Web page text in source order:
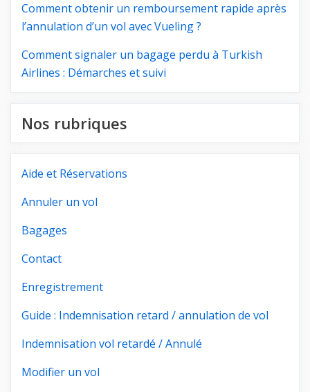
Comment obtenir un remboursement rapide après
l’annulation d’un vol avec Vueling ?
Comment signaler un bagage perdu à Turkish
Airlines : Démarches et suivi
Nos rubriques
Aide et Réservations
Annuler un vol
Bagages
Contact
Enregistrement
Guide : Indemnisation retard / annulation de vol
Indemnisation vol retardé / Annulé
Modifier un vol